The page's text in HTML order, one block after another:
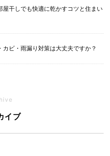
屋干しでも快適に乾かすコツと住まい
カビ・雨漏り対策は大丈夫ですか？
イブ